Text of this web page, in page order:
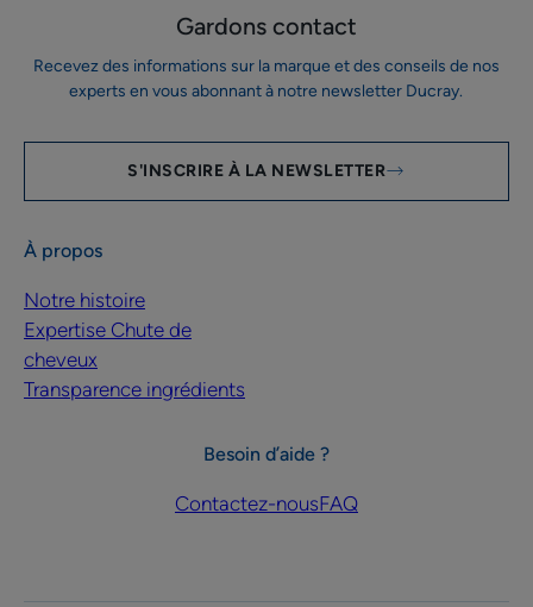
Gardons contact
Recevez des informations sur la marque et des conseils de nos
experts en vous abonnant à notre newsletter Ducray.
S'INSCRIRE À LA NEWSLETTER
À propos
Notre histoire
Expertise Chute de
cheveux
Transparence ingrédients
Besoin d’aide ?
Contactez-nousFAQ